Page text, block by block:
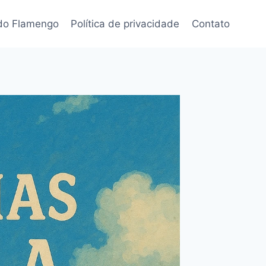
Flamengo Política de privacidade Contato